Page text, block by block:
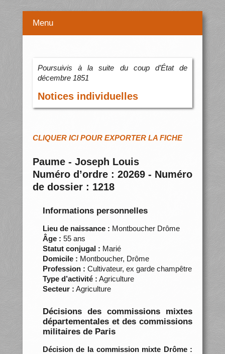
Menu
Poursuivis à la suite du coup d’État de
décembre 1851
Notices individuelles
CLIQUER ICI POUR EXPORTER LA FICHE
Paume - Joseph Louis
Numéro d’ordre : 20269 - Numéro
de dossier : 1218
Informations personnelles
Lieu de naissance : Montboucher Drôme
Âge : 55 ans
Statut conjugal : Marié
Domicile : Montboucher, Drôme
Profession : Cultivateur, ex garde champêtre
Type d’activité : Agriculture
Secteur : Agriculture
Décisions des commissions mixtes
départementales et des commissions
militaires de Paris
Décision de la commission mixte Drôme :